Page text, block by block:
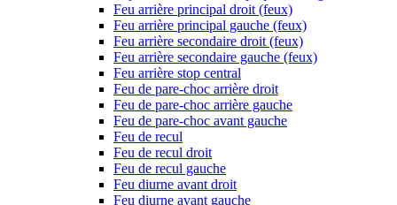
Feu arrière principal droit (feux)
Feu arrière principal gauche (feux)
Feu arrière secondaire droit (feux)
Feu arrière secondaire gauche (feux)
Feu arrière stop central
Feu de pare-choc arrière droit
Feu de pare-choc arrière gauche
Feu de pare-choc avant gauche
Feu de recul
Feu de recul droit
Feu de recul gauche
Feu diurne avant droit
Feu diurne avant gauche